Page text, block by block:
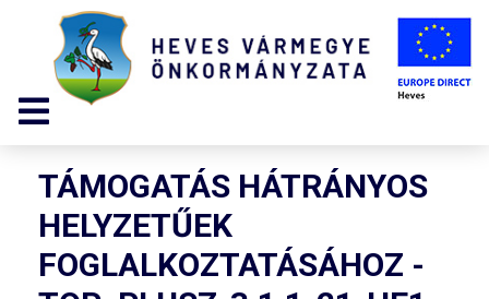
TÁMOGATÁS HÁTRÁNYOS
HELYZETŰEK
FOGLALKOZTATÁSÁHOZ -